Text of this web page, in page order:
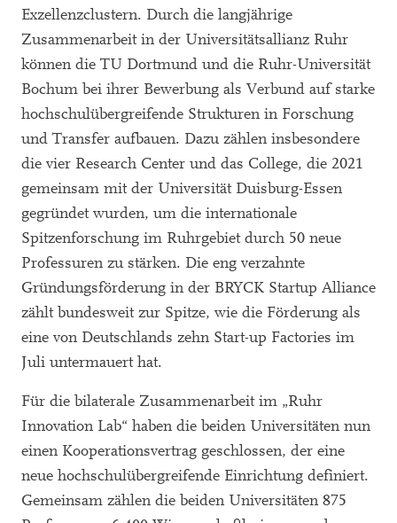
Exzellenzclustern. Durch die langjährige
Zusammenarbeit in der Universitätsallianz Ruhr
können die TU Dortmund und die Ruhr-Universität
Bochum bei ihrer Bewerbung als Verbund auf starke
hochschulübergreifende Strukturen in Forschung
und Transfer aufbauen. Dazu zählen insbesondere
die vier Research Center und das College, die 2021
gemeinsam mit der Universität Duisburg-Essen
gegründet wurden, um die internationale
Spitzenforschung im Ruhrgebiet durch 50 neue
Professuren zu stärken. Die eng verzahnte
Gründungsförderung in der BRYCK Startup Alliance
zählt bundesweit zur Spitze, wie die Förderung als
eine von Deutschlands zehn Start-up Factories im
Juli untermauert hat.
Für die bilaterale Zusammenarbeit im „Ruhr
Innovation Lab“ haben die beiden Universitäten nun
einen Kooperationsvertrag geschlossen, der eine
neue hochschulübergreifende Einrichtung definiert.
Gemeinsam zählen die beiden Universitäten 875